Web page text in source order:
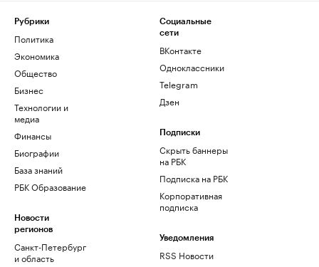
Рубрики
Политика
Экономика
Общество
Бизнес
Технологии и
медиа
Финансы
Биографии
База знаний
РБК Образование
Новости
регионов
Санкт-Петербург
и область
Социальные
сети
ВКонтакте
Одноклассники
Telegram
Дзен
Подписки
Скрыть баннеры
на РБК
Подписка на РБК
Корпоративная
подписка
Уведомления
RSS Новости